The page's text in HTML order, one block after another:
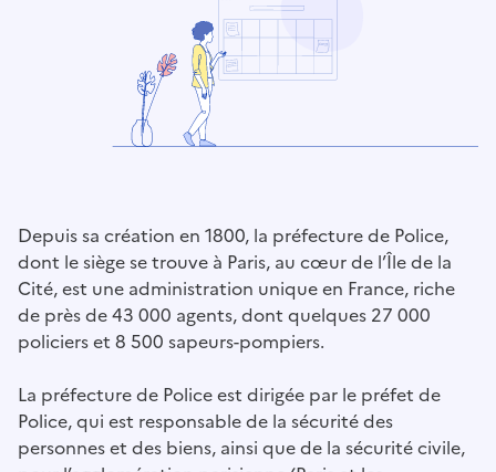
Depuis sa création en 1800, la préfecture de Police,
dont le siège se trouve à Paris, au cœur de l’Île de la
Cité, est une administration unique en France, riche
de près de 43 000 agents, dont quelques 27 000
policiers et 8 500 sapeurs-pompiers.
La préfecture de Police est dirigée par le préfet de
Police, qui est responsable de la sécurité des
personnes et des biens, ainsi que de la sécurité civile,